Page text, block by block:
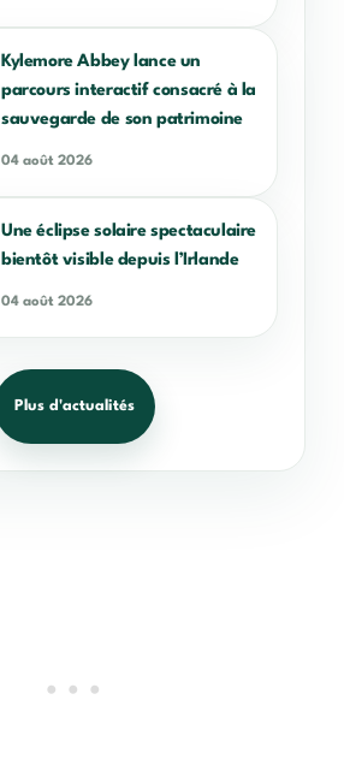
Kylemore Abbey lance un
parcours interactif consacré à la
sauvegarde de son patrimoine
04 août 2026
Une éclipse solaire spectaculaire
bientôt visible depuis l’Irlande
04 août 2026
Plus d'actualités